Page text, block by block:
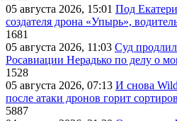
05 августа 2026, 15:01 Под
создателя дрона «Упырь»,
1681
05 августа 2026, 11:03 Суд
Росавиации Нерадько по делу о
1528
05 августа 2026, 07:13 И снова
после атаки дронов горит
5887